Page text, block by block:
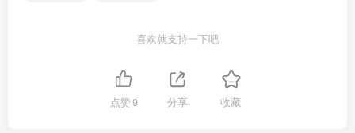
喜欢就支持一下吧
点赞9 分享 收藏